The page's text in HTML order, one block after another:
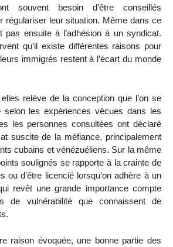
souvent besoin d’être conseillés
régulariser leur situation. Même dans ce
pas ensuite à l’adhésion à un syndicat.
qu’il existe différentes raisons pour
immigrés restent à l’écart du monde
elles relève de la conception que l’on se
selon les expériences vécues dans les
les personnes consultées ont déclaré
suscite de la méfiance, principalement
cubains et vénézuéliens. Sur la même
soulignés se rapporte à la crainte de
ou d’être licencié lorsqu’on adhère à un
revêt une grande importance compte
de vulnérabilité que connaissent de
raison évoquée, une bonne partie des